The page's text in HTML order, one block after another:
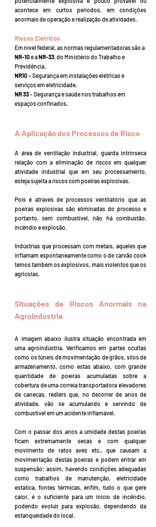
acontece em curtos períodos, em condições
anormais de operação e realização de atividades.
Riscos Elétricos
Em nível federal, as normas regulamentadoras são a
NR-10e aNR-33, do Ministério do Trabalho e
Previdência.
NR10– Segurança em instalações elétricas e
serviços em eletricidade.
NR 33– Segurança e saúde nos trabalhos em
espaços confinados.
A Aplicação dos Processos de Risco
A área de ventilação industrial, guarda intrínseca
relação com a eliminação de riscos em qualquer
atividade industrial que em seu processamento,
esteja sujeita a riscos com poeiras explosivas.
Pois é através de processos ventilatório que as
poeiras explosivas são eliminadas do processo e
portanto, sem combustível, não há combustão,
incêndio e explosão.
Indústrias que processam com metais, aqueles que
inflamam espontaneamente como o de carvão cook
temos também os explosivos, mais violentos que os
agrícolas.
Situações de Riscos Anormais na
Agroindústria
A imagem abaixo ilustra situação encontrada em
uma agroindústria. Verificamos em partes ocultas
como os túneis de movimentação de grãos, silos de
armazenamento, como estas abaixo, com grande
quantidade de poeiras acumuladas sobre a
cobertura de uma correia transportadora elevadores
de canecas, redlers que, no decorrer de anos de
atividade, vão se acumulando e servindo de
combustível em um acidente inflamável.
Com o passar dos anos a umidade destas poeiras
ficam extremamente secas e com qualquer
movimento de ratos aves etc., que causam a
movimentação destas poeiras e podem entrar em
suspensão; assim, havendo condições adequadas
como trabalhos de manutenção, eletricidade
estática, fontes térmicas, enfim, tudo o que gere
calor, é o suficiente para um início de incêndio,
podendo evoluir para explosão, dependendo da
estanqueidade do local.